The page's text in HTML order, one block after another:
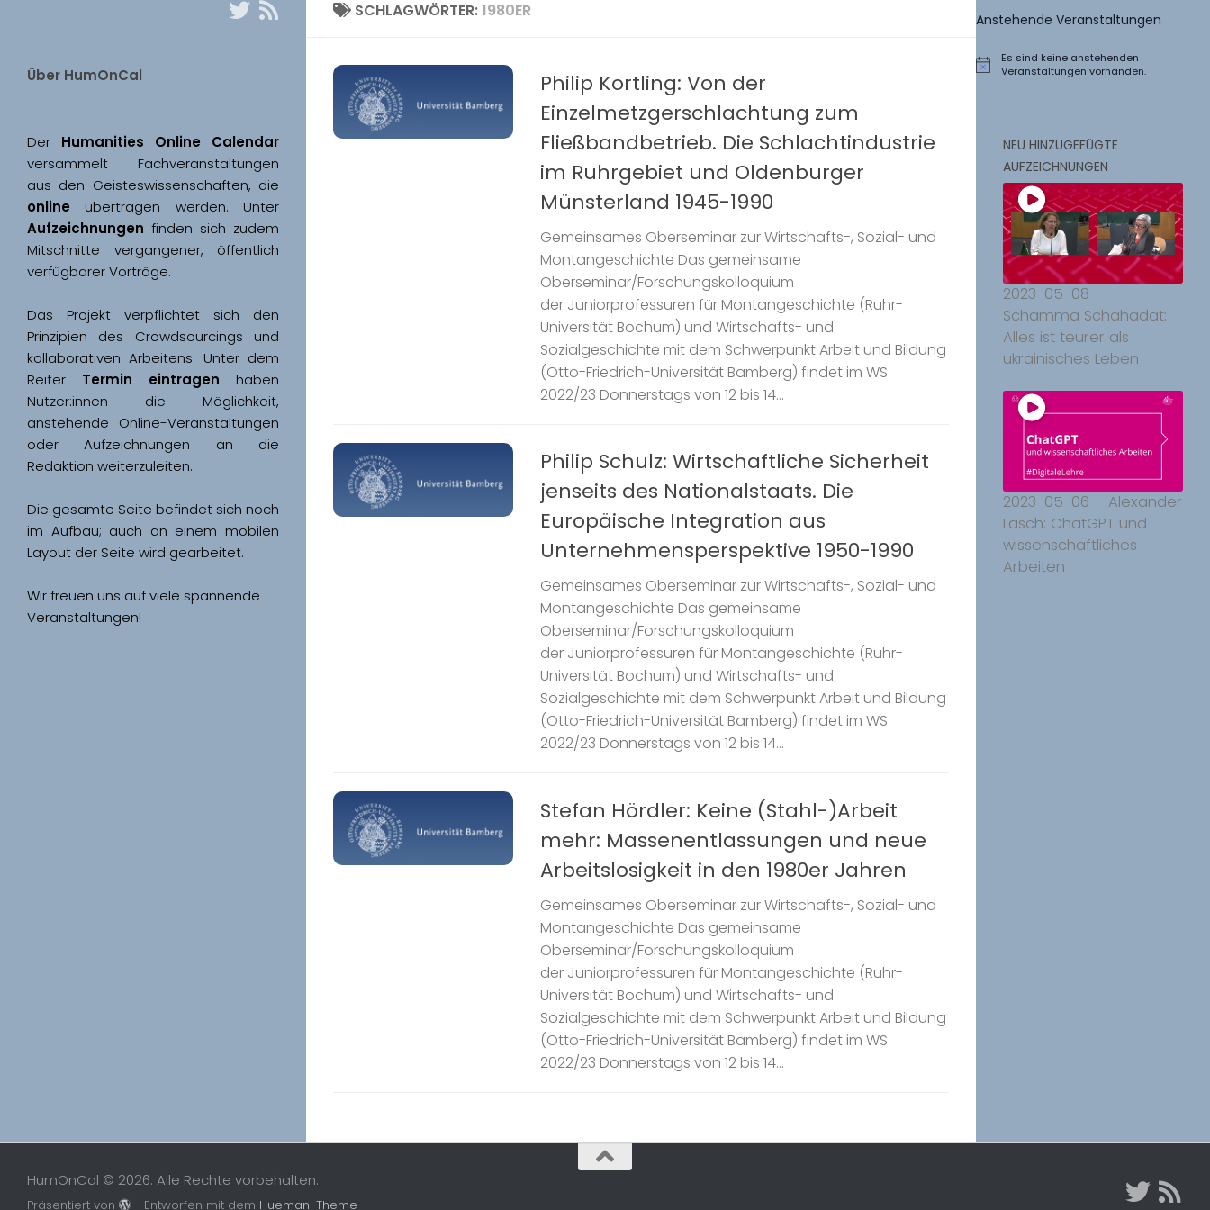
SCHLAGWÖRTER:1980ER
Philip Kortling: Von der
Einzelmetzgerschlachtung zum
Fließbandbetrieb. Die Schlachtindustrie
im Ruhrgebiet und Oldenburger
Münsterland 1945-1990
Gemeinsames Oberseminar zur Wirtschafts-, Sozial- und
Montangeschichte Das gemeinsame
Oberseminar/Forschungskolloquium
der Juniorprofessuren für Montangeschichte (Ruhr-
Universität Bochum) und Wirtschafts- und
Sozialgeschichte mit dem Schwerpunkt Arbeit und Bildung
(Otto-Friedrich-Universität Bamberg) findet im WS
2022/23 Donnerstags von 12 bis 14...
Philip Schulz: Wirtschaftliche Sicherheit
jenseits des Nationalstaats. Die
Europäische Integration aus
Unternehmensperspektive 1950-1990
Gemeinsames Oberseminar zur Wirtschafts-, Sozial- und
Montangeschichte Das gemeinsame
Oberseminar/Forschungskolloquium
der Juniorprofessuren für Montangeschichte (Ruhr-
Universität Bochum) und Wirtschafts- und
Sozialgeschichte mit dem Schwerpunkt Arbeit und Bildung
(Otto-Friedrich-Universität Bamberg) findet im WS
2022/23 Donnerstags von 12 bis 14...
Stefan Hördler: Keine (Stahl-)Arbeit
mehr: Massenentlassungen und neue
Arbeitslosigkeit in den 1980er Jahren
Gemeinsames Oberseminar zur Wirtschafts-, Sozial- und
Montangeschichte Das gemeinsame
Oberseminar/Forschungskolloquium
der Juniorprofessuren für Montangeschichte (Ruhr-
Universität Bochum) und Wirtschafts- und
Sozialgeschichte mit dem Schwerpunkt Arbeit und Bildung
(Otto-Friedrich-Universität Bamberg) findet im WS
2022/23 Donnerstags von 12 bis 14...
Über HumOnCal
Der
versammelt Fachveranstaltungen
online
Aufzeichnungen finden sich zudem
Mitschnitte vergangener, öffentlich
Das Projekt verpflichtet sich den
Prinzipien des Crowdsourcings und
kollaborativen Arbeitens. Unter dem
Reiter Termin eintragen haben
Nutzer:innen die Möglichkeit,
anstehende Online-Veranstaltungen
oder Aufzeichnungen an die
Redaktion weiterzuleiten.
Die gesamte Seite befindet sich noch
im Aufbau; auch an einem mobilen
Wir freuen uns auf viele spannende
Veranstaltungen!
Anstehende Veranstaltungen
Hinweis
Es sind keine anstehenden
Veranstaltungen vorhanden.
NEU HINZUGEFÜGTE
AUFZEICHNUNGEN
2023-05-08 –
Schamma Schahadat:
Alles ist teurer als
ukrainisches Leben
2023-05-06 – Alexander
Lasch: ChatGPT und
wissenschaftliches
Arbeiten
HumOnCal © 2026. Alle Rechte vorbehalten.
Präsentiert von - Entworfen mit dem Hueman-Theme